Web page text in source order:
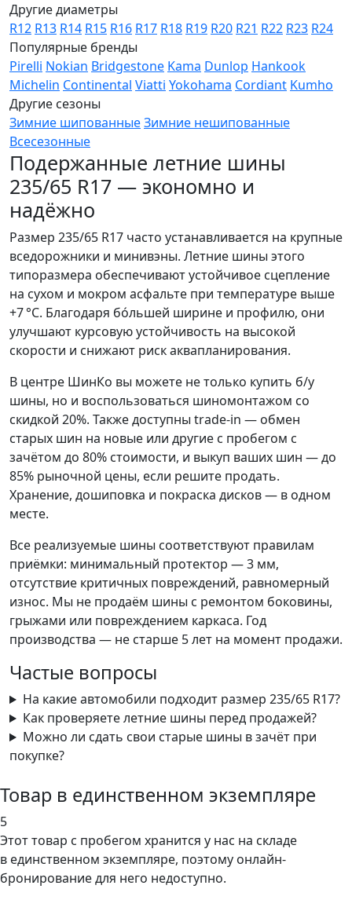
Другие диаметры
R12 R13 R14 R15 R16 R17 R18 R19 R20 R21 R22 R23 R24
Популярные бренды
Pirelli Nokian Bridgestone Kama Dunlop Hankook
Michelin Continental Viatti Yokohama Cordiant Kumho
Другие сезоны
Зимние шипованныеЗимние нешипованные
Всесезонные
Подержанные летние шины
235/65 R17 — экономно и
надёжно
Размер 235/65 R17 часто устанавливается на крупные
вседорожники и минивэны. Летние шины этого
типоразмера обеспечивают устойчивое сцепление
на сухом и мокром асфальте при температуре выше
+7 °C. Благодаря бóльшей ширине и профилю, они
улучшают курсовую устойчивость на высокой
скорости и снижают риск аквапланирования.
В центре ШинКо вы можете не только купить б/у
шины, но и воспользоваться шиномонтажом со
скидкой 20%. Также доступны trade-in — обмен
старых шин на новые или другие с пробегом с
зачётом до 80% стоимости, и выкуп ваших шин — до
85% рыночной цены, если решите продать.
Хранение, дошиповка и покраска дисков — в одном
месте.
Все реализуемые шины соответствуют правилам
приёмки: минимальный протектор — 3 мм,
отсутствие критичных повреждений, равномерный
износ. Мы не продаём шины с ремонтом боковины,
грыжами или повреждением каркаса. Год
производства — не старше 5 лет на момент продажи.
Частые вопросы
На какие автомобили подходит размер 235/65 R17?
Как проверяете летние шины перед продажей?
Можно ли сдать свои старые шины в зачёт при
покупке?
Товар в единственном экземпляре
5
Этот товар с пробегом хранится у нас на складе
в единственном экземпляре, поэтому онлайн-
бронирование для него недоступно.